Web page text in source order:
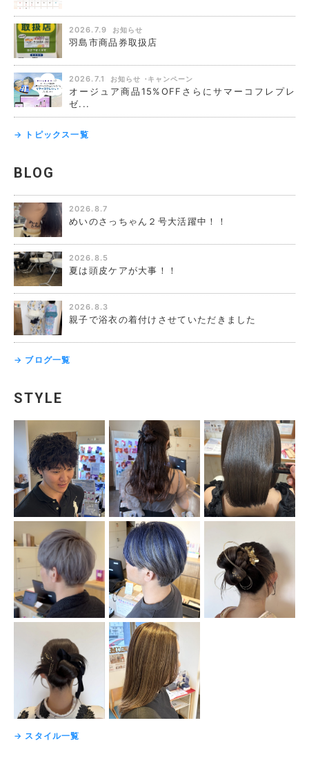
2026.7.9 お知らせ
羽島市商品券取扱店
2026.7.1 お知らせ キャンペーン
オージュア商品15%OFFさらにサマーコフレプレ
ゼ...
→ トピックス一覧
BLOG
2026.8.7
めいのさっちゃん２号大活躍中！！
2026.8.5
夏は頭皮ケアが大事！！
2026.8.3
親子で浴衣の着付けさせていただきました
→ ブログ一覧
STYLE
→ スタイル一覧